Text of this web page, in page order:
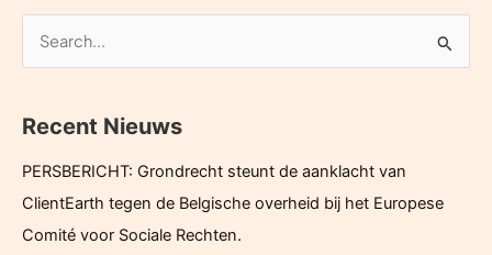
OVAM:
van
de
k
Recent Nieuws
PERSBERICHT: Grondrecht steunt de aanklacht van
ClientEarth tegen de Belgische overheid bij het Europese
Comité voor Sociale Rechten.